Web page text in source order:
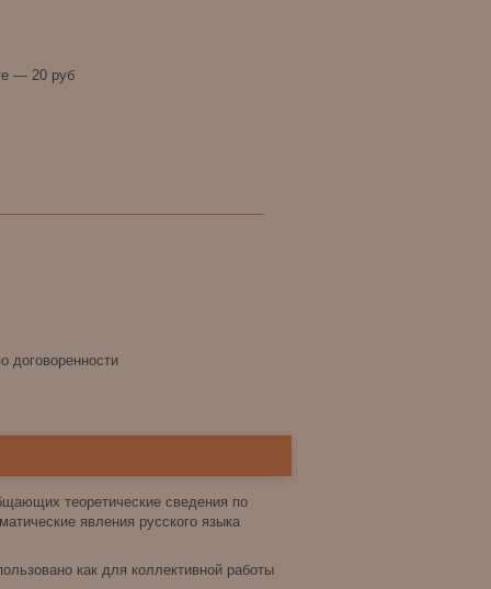
— 20 руб
договоренности
теоретические сведения по
явления русского языка
как для коллективной работы